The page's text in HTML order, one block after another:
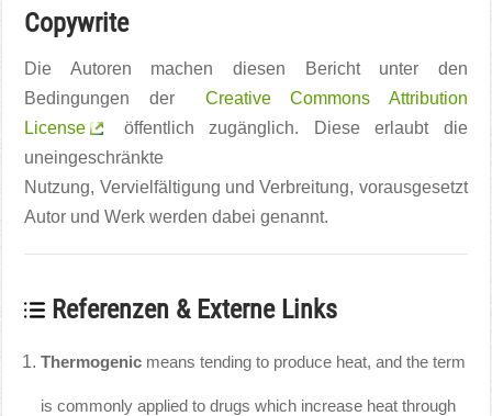
Copywrite
Die Autoren machen diesen Bericht unter den
Bedingungen der
Creative Commons Attribution
License
öffentlich zugänglich. Diese erlaubt die
uneingeschränkte
Nutzung, Vervielfältigung und Verbreitung, vorausgesetzt
Autor und Werk werden dabei genannt.
Referenzen & Externe Links
Thermogenic means tending to produce heat, and the term
is commonly applied to drugs which increase heat through